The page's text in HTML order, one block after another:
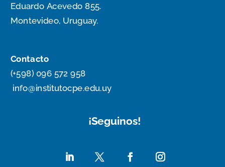
Eduardo Acevedo 855.
Montevideo, Uruguay.
Contacto
(+598) 096 572 958
info@institutocpe.edu.uy
¡Seguinos!